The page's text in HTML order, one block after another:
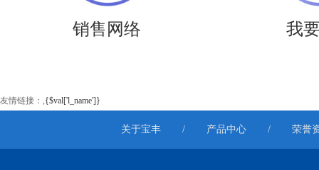
销售网络 我
友情链接： ,{$val['l_name']}
关于宝丰 / 产品中心 / 荣誉